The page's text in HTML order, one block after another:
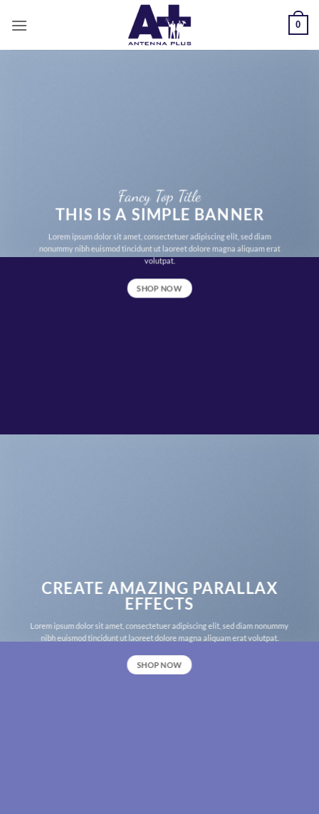
0
Fancy Top Title
THIS IS A SIMPLE BANNER
Lorem ipsum dolor sit amet, consectetuer adipiscing elit, sed diam
nonummy nibh euismod tincidunt ut laoreet dolore magna aliquam erat
volutpat.
SHOP NOW
CREATE AMAZING PARALLAX
EFFECTS
Lorem ipsum dolor sit amet, consectetuer adipiscing elit, sed diam nonummy
nibh euismod tincidunt ut laoreet dolore magna aliquam erat volutpat.
SHOP NOW